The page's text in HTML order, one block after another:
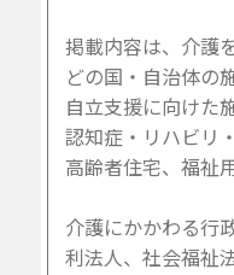
掲載内容は、介護
どの国・自治体の
自立支援に向けた
認知症・リハビリ
高齢者住宅、福祉
介護にかかわる行
利法人、社会福祉